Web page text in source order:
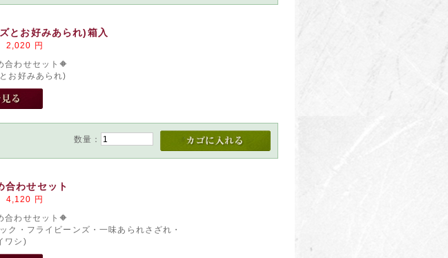
とお好みあられ)箱入
2,020 円
合わせセット🔶
お好みあられ)
数量：
合わせセット
4,120 円
合わせセット🔶
ク・フライビーンズ・一味あられさざれ・
ワシ)